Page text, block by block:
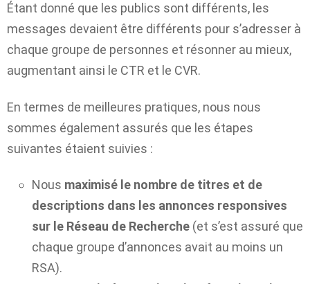
Étant donné que les publics sont différents, les
messages devaient être différents pour s’adresser à
chaque groupe de personnes et résonner au mieux,
augmentant ainsi le CTR et le CVR.
En termes de meilleures pratiques, nous nous
sommes également assurés que les étapes
suivantes étaient suivies :
Nous maximisé le nombre de titres et de
descriptions dans les annonces responsives
sur le Réseau de Recherche (et s’est assuré que
chaque groupe d’annonces avait au moins un
RSA).